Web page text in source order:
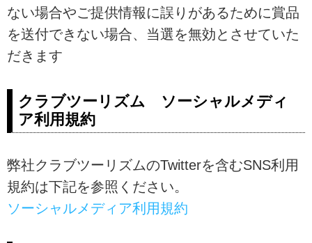
ない場合やご提供情報に誤りがあるために賞品
を送付できない場合、当選を無効とさせていた
だきます
クラブツーリズム ソーシャルメディ
ア利用規約
弊社クラブツーリズムのTwitterを含むSNS利用
規約は下記を参照ください。
ソーシャルメディア利用規約